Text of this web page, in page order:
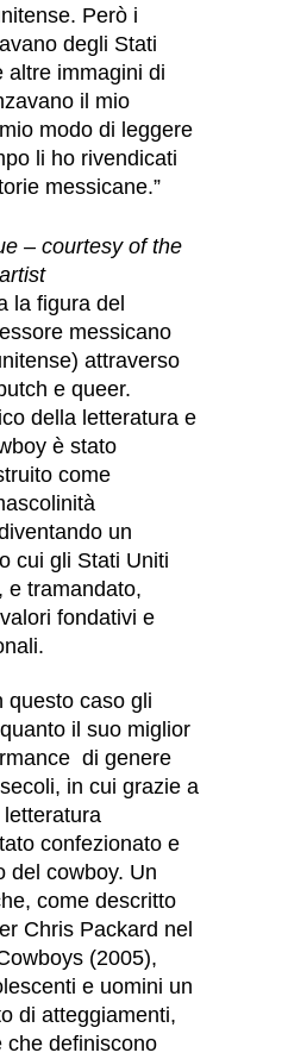
Però i
degli Stati
altre immagini di
il mio
modo di leggere
li ho rivendicati
messicane.”
– courtesy of the
artist
la figura del
messicano
attraverso
e queer.
della letteratura e
è stato
come
un
cui gli Stati Uniti
e tramandato,
fondativi e
questo caso gli
il suo miglior
di genere
in cui grazie a
confezionato e
del cowboy. Un
come descritto
Chris Packard nel
(2005),
e uomini un
di atteggiamenti,
che definiscono